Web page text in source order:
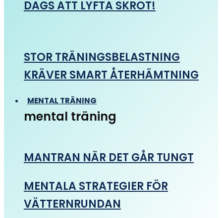
DAGS ATT LYFTA SKROT!
STOR TRÄNINGSBELASTNING
KRÄVER SMART ÅTERHÄMTNING
MENTAL TRÄNING
mental träning
MANTRAN NÄR DET GÅR TUNGT
MENTALA STRATEGIER FÖR
VÄTTERNRUNDAN